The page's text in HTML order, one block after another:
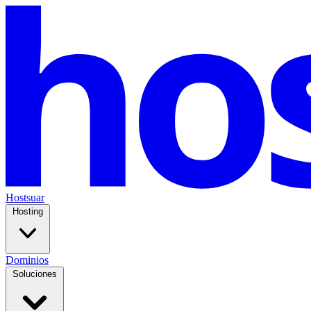
Hostsuar
Hosting
Dominios
Soluciones